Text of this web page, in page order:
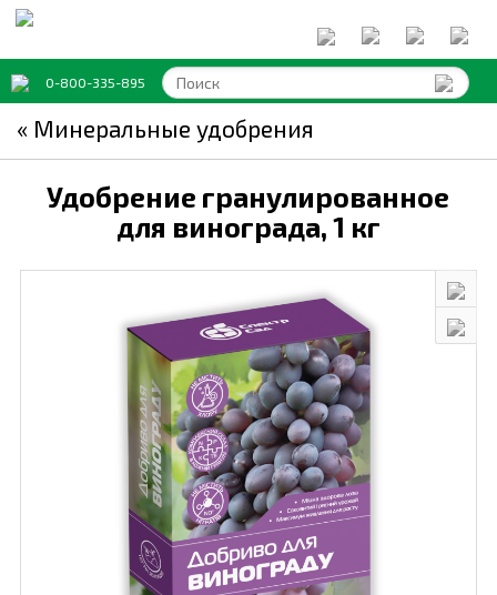
0-800-335-895
« Минеральные удобрения
Удобрение гранулированное
для винограда, 1 кг